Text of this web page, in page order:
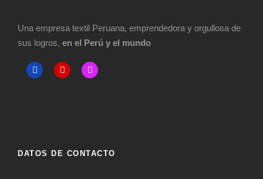
Una empresa textil Peruana, emprendedora y orgullosa de
sus logros, en el Perú y el mundo
DATOS DE CONTACTO